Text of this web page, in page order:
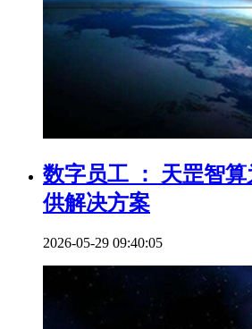
数字员工 ： 天罡智
供解决方案
2026-05-29 09:40:05